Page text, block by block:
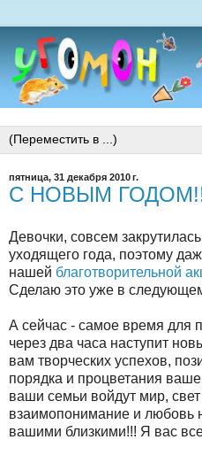
пятница, 31 декабря 2010 г.
С НОВЫМ
Девочки, совсем
уходящего года, поэтому
нашей благотворительной
Сделаю это уже в
А сейчас - самое время для
через два часа наступит
вам творческих успехов,
порядка и процветания
ваши семьи войдут мир, свет
взаимопонимание и любовь
вашими близкими!!! Я вас